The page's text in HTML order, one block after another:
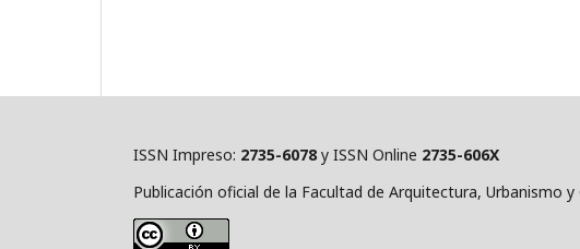
ISSN Impreso: 2735-6078 y ISSN Online 2735-606X
Publicación oficial de la Facultad de Arquitectura, Urbanismo